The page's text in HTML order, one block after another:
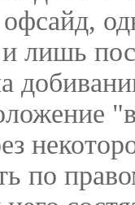
лишь
по